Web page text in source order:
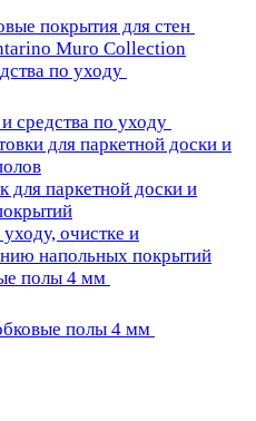
покрытия для стен
Muro Collection
по уходу
средства по уходу
для паркетной доски и
для паркетной доски и
очистке и
напольных покрытий
полы 4 мм
полы 4 мм